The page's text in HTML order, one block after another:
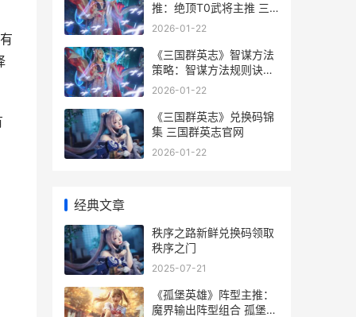
推：绝顶T0武将主推 三
国群英志手游正式版
2026-01-22
《三国群英志》智谋方法
策略：智谋方法规则诀窍
详细解答 三国群英志是什
2026-01-22
《三国群英志》兑换码锦
集 三国群英志官网
2026-01-22
经典文章
秩序之路新鲜兑换码领取
秩序之门
2025-07-21
《孤堡英雄》阵型主推：
魔界输出阵型组合 孤堡惊